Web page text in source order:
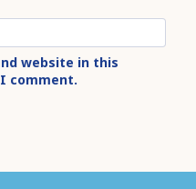
website in this
comment.